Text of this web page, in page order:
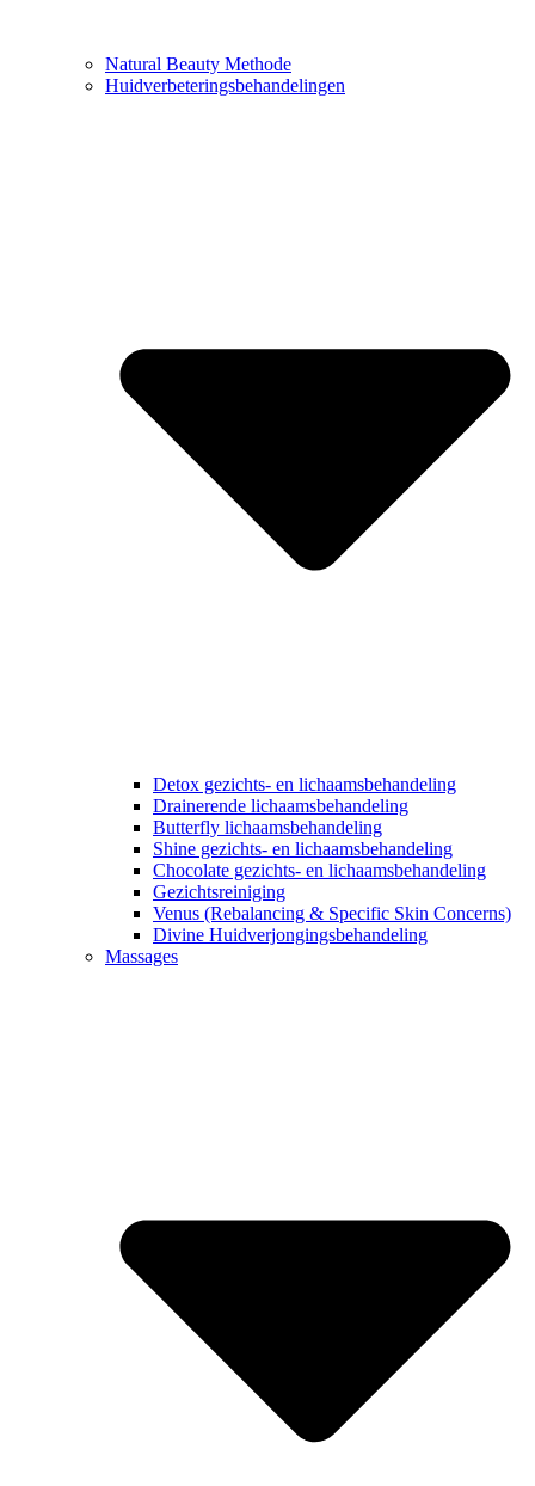
Natural Beauty Methode
Huidverbeteringsbehandelingen
Detox gezichts- en lichaamsbehandeling
Drainerende lichaamsbehandeling
Butterfly lichaamsbehandeling
Shine gezichts- en lichaamsbehandeling
Chocolate gezichts- en lichaamsbehandeling
Gezichtsreiniging
Venus (Rebalancing & Specific Skin Concerns)
Divine Huidverjongingsbehandeling
Massages